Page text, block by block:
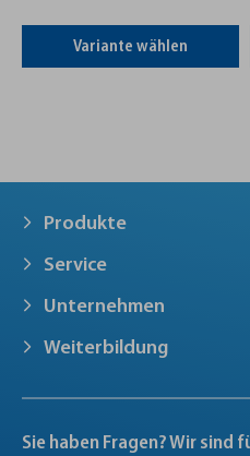
Variante wählen
Produkte
Service
Unternehmen
Weiterbildung
Sie haben Fragen? Wir sind